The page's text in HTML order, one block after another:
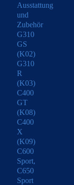
Ausstattung
und
Zubehör
G310
GS
(K02)
G310
R
(K03)
C400
GT
(K08)
C400
X
(K09)
C600
Sport,
C650
Sport